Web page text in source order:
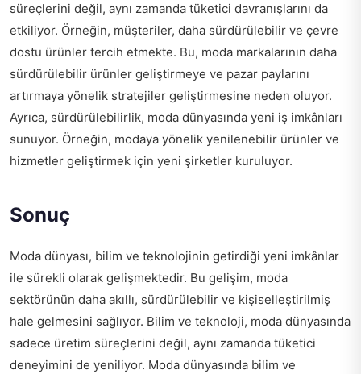
süreçlerini değil, aynı zamanda tüketici davranışlarını da
etkiliyor. Örneğin, müşteriler, daha sürdürülebilir ve çevre
dostu ürünler tercih etmekte. Bu, moda markalarının daha
sürdürülebilir ürünler geliştirmeye ve pazar paylarını
artırmaya yönelik stratejiler geliştirmesine neden oluyor.
Ayrıca, sürdürülebilirlik, moda dünyasında yeni iş imkânları
sunuyor. Örneğin, modaya yönelik yenilenebilir ürünler ve
hizmetler geliştirmek için yeni şirketler kuruluyor.
Sonuç
Moda dünyası, bilim ve teknolojinin getirdiği yeni imkânlar
ile sürekli olarak gelişmektedir. Bu gelişim, moda
sektörünün daha akıllı, sürdürülebilir ve kişiselleştirilmiş
hale gelmesini sağlıyor. Bilim ve teknoloji, moda dünyasında
sadece üretim süreçlerini değil, aynı zamanda tüketici
deneyimini de yeniliyor. Moda dünyasında bilim ve